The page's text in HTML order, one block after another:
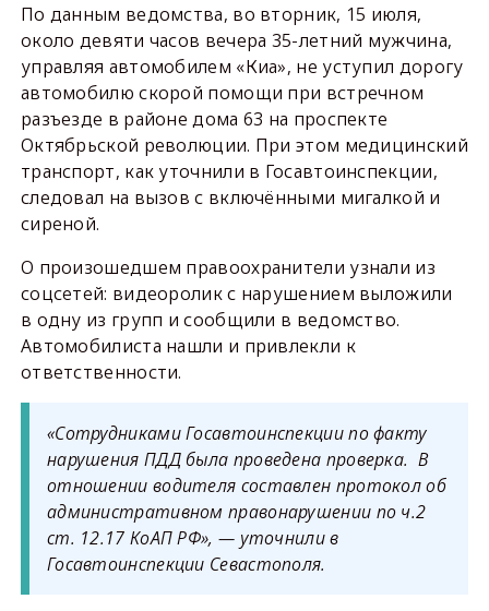
По данным ведомства, во вторник, 15 июля,
около девяти часов вечера 35-летний мужчина,
управляя автомобилем «Киа», не уступил дорогу
автомобилю скорой помощи при встречном
разъезде в районе дома 63 на проспекте
Октябрьской революции. При этом медицинский
транспорт, как уточнили в Госавтоинспекции,
следовал на вызов с включёнными мигалкой и
сиреной.
О произошедшем правоохранители узнали из
соцсетей: видеоролик с нарушением выложили
в одну из групп и сообщили в ведомство.
Автомобилиста нашли и привлекли к
ответственности.
«Сотрудниками Госавтоинспекции по факту
нарушения ПДД была проведена проверка. В
отношении водителя составлен протокол об
административном правонарушении по ч.2
ст. 12.17 КоАП РФ», — уточнили в
Госавтоинспекции Севастополя.